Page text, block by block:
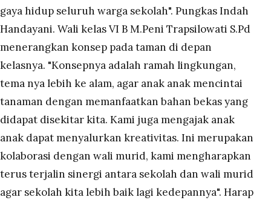
gaya hidup seluruh warga sekolah". Pungkas Indah
Handayani. Wali kelas VI B M.Peni Trapsilowati S.Pd
menerangkan konsep pada taman di depan
kelasnya. "Konsepnya adalah ramah lingkungan,
tema nya lebih ke alam, agar anak anak mencintai
tanaman dengan memanfaatkan bahan bekas yang
didapat disekitar kita. Kami juga mengajak anak
anak dapat menyalurkan kreativitas. Ini merupakan
kolaborasi dengan wali murid, kami mengharapkan
terus terjalin sinergi antara sekolah dan wali murid
agar sekolah kita lebih baik lagi kedepannya". Harap